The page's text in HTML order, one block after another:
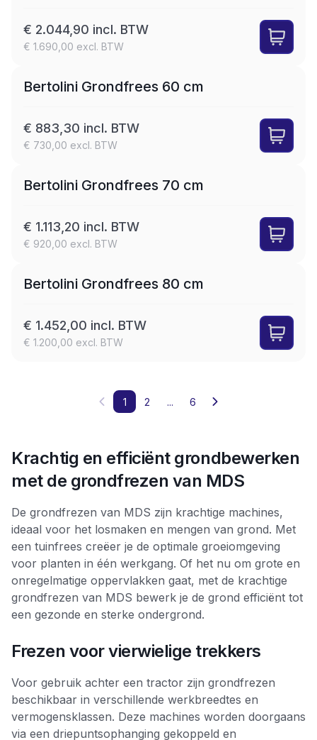
€ 2.044,90 incl. BTW
€ 1.690,00 excl. BTW
Bertolini Grondfrees 60 cm
€ 883,30 incl. BTW
€ 730,00 excl. BTW
Bertolini Grondfrees 70 cm
€ 1.113,20 incl. BTW
€ 920,00 excl. BTW
Bertolini Grondfrees 80 cm
€ 1.452,00 incl. BTW
€ 1.200,00 excl. BTW
1 2 ... 6
Krachtig en efficiënt grondbewerken
met de grondfrezen van MDS
De grondfrezen van MDS zijn krachtige machines,
ideaal voor het losmaken en mengen van grond. Met
een tuinfrees creëer je de optimale groeiomgeving
voor planten in één werkgang. Of het nu om grote en
onregelmatige oppervlakken gaat, met de krachtige
grondfrezen van MDS bewerk je de grond efficiënt tot
een gezonde en sterke ondergrond.
Frezen voor vierwielige trekkers
Voor gebruik achter een tractor zijn grondfrezen
beschikbaar in verschillende werkbreedtes en
vermogensklassen. Deze machines worden doorgaans
via een driepuntsophanging gekoppeld en